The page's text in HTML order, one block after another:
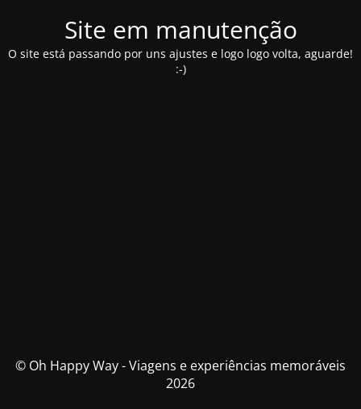
Site em manutenção
O site está passando por uns ajustes e logo logo volta, aguarde!
:-)
© Oh Happy Way - Viagens e experiências memoráveis
2026